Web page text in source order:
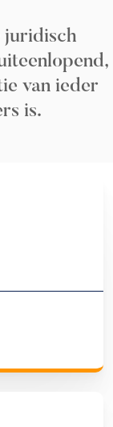
juridisch
van ieder
is.